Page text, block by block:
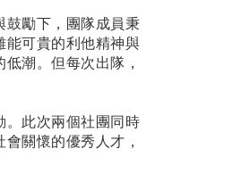
鼓勵下，團隊成員秉
能可貴的利他精神與
潮。但每次出隊，
。此次兩個社團同時
關懷的優秀人才，